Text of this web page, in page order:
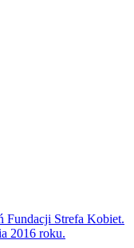
Fundacji Strefa Kobiet.
2016 roku.